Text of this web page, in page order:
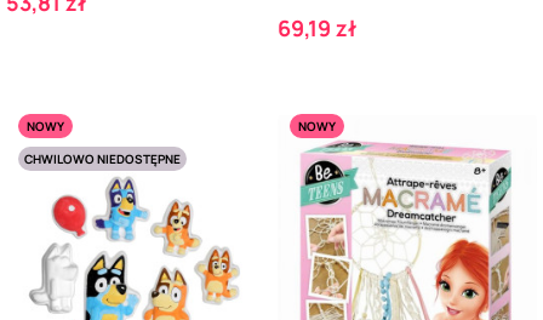
Cena
69,19 zł
NOWY
CHWILOWO NIEDOSTĘPNE
NOWY